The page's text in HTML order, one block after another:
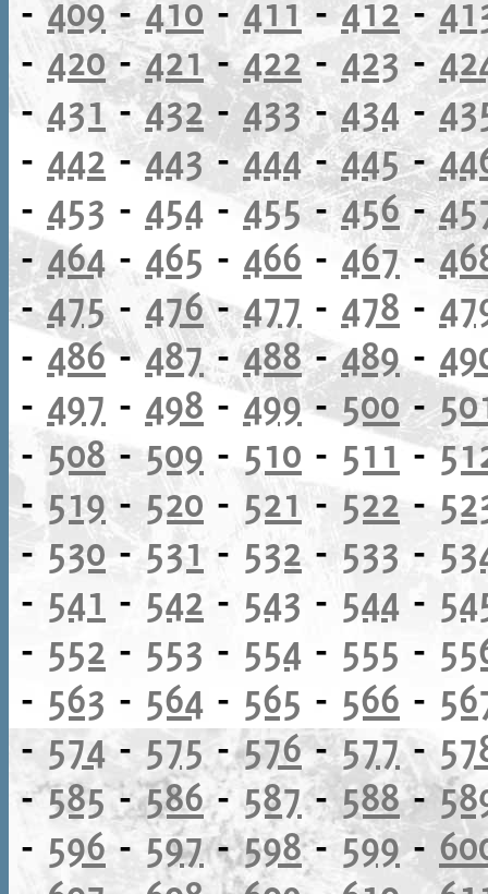
-409-410 - 411-412 -
- 420-421-422 - 423 -
- 431-432-433-434-
- 442 -443 -444-445-
- 453 - 454 -455-456-
- 464 - 465 - 466 - 467-
-475- 476-477 - 478 -
- 486-487-488-489-
- 497 - 498 -499- 500-
- 508- 509 - 510 - 511-
-519- 520 - 521 - 522 -
- 530- 531 - 532 - 533 -
- 541 - 542 - 543 - 544 -
- 552 - 553 - 554 - 555 -
- 563 - 564 - 565 - 566 -
- 574 - 575-576-577-
-585-586- 587-588-
- 596 - 597-598- 599-